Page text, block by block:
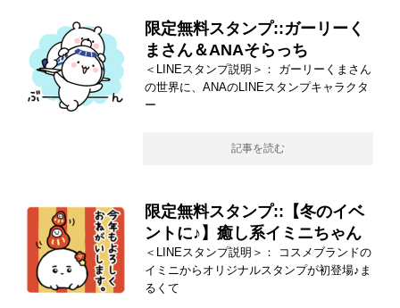
限定無料スタンプ::ガーリーく
まさん＆ANAそらっち
＜LINEスタンプ説明＞： ガーリーくまさん
の世界に、ANAのLINEスタンプキャラクタ
ー
記事を読む
限定無料スタンプ::【冬のイベ
ントに♪】癒し系イミニちゃん
＜LINEスタンプ説明＞： コスメブランドの
イミニからオリジナルスタンプが初登場♪ま
るくて